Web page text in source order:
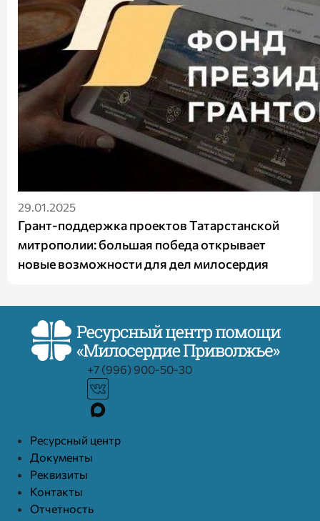
29.01.2025
Грант-поддержка проектов Татарстанской
митрополии: большая победа открывает
новые возможности для дел милосердия
+7 (996) 900-50-30
Ресурcный центр
Документы
Реквизиты
Контакты
Отчетность